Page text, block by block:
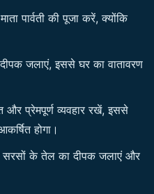
पार्वती की पूजा करें, क्योंकि
जलाएं, इससे घर का वातावरण
प्रेमपूर्ण व्यवहार रखें, इससे
होगा।
सरसों के तेल का दीपक जलाएं और